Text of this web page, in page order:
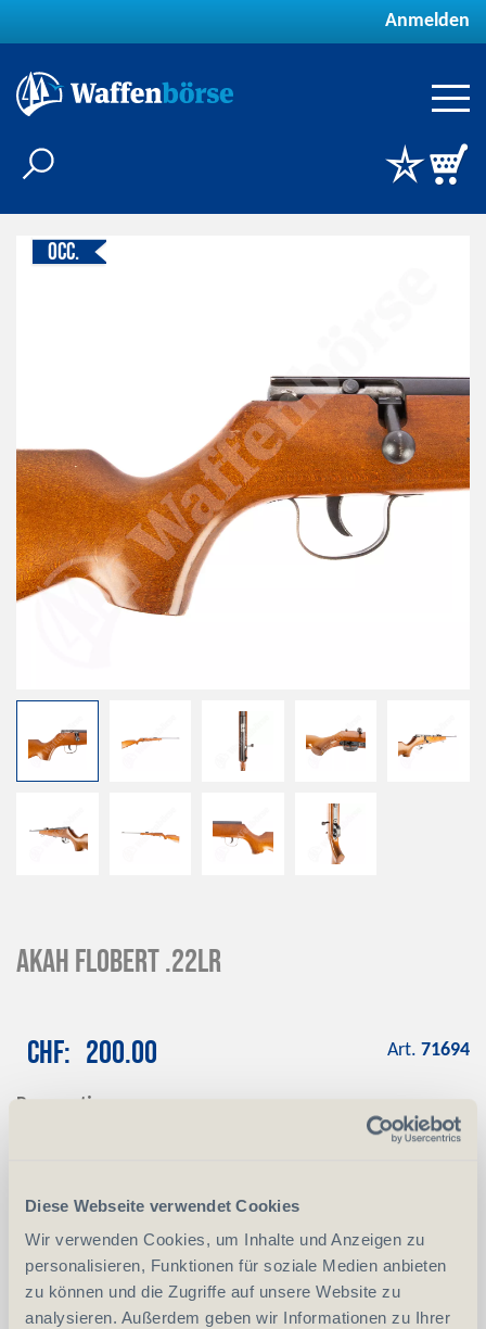
Diese Webseite verwendet Cookies
Wir verwenden Cookies, um Inhalte und Anzeigen zu
personalisieren, Funktionen für soziale Medien anbieten
zu können und die Zugriffe auf unsere Website zu
analysieren. Außerdem geben wir Informationen zu Ihrer
Anmelden
Occ.
Akah Flobert .22lr
CHF 200.00
Reservation
Art. 71694
- +